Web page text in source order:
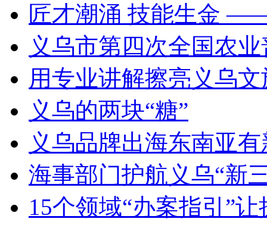
匠才潮涌 技能生金
义乌市第四次全国农
用专业讲解擦亮义乌
义乌的两块“糖”
义乌品牌出海东南亚
海事部门护航义乌“新
15个领域“办案指引”